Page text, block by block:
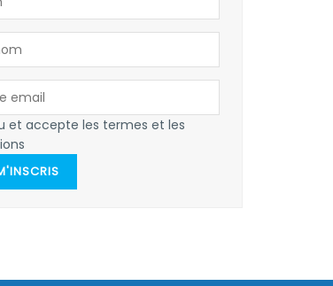
et accepte les termes et les